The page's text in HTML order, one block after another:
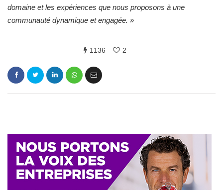
domaine et les expériences que nous proposons à une
communauté dynamique et engagée. »
1136 2